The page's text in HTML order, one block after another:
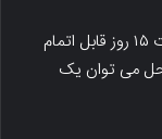
دریا با بیان اینکه ساخت بیمارستان پاندمی در مدت ۱۵ روز قابل اتمام
می توان یک